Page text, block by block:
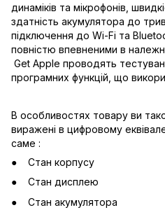
динаміків та мікрофонів,
здатність акумулятора до
підключення до Wi-Fi та
повністю впевненими в
Get Apple проводять
програмних функцій, що
В особливостях товару ви
виражені в цифровому
саме :
Стан корпусу
Стан дисплею
Стан акумулятора